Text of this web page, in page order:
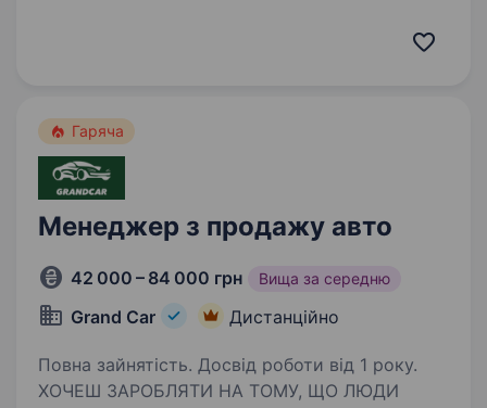
інтернет-магазинів. Ми працюємо прозоро,
фізичних…
Гаряча
Менеджер з продажу авто
42 000 – 84 000 грн Вища за середню
Grand Car Дистанційно
Повна зайнятість. Досвід роботи від 1 року.
ХОЧЕШ ЗАРОБЛЯТИ НА ТОМУ, ЩО ЛЮДИ